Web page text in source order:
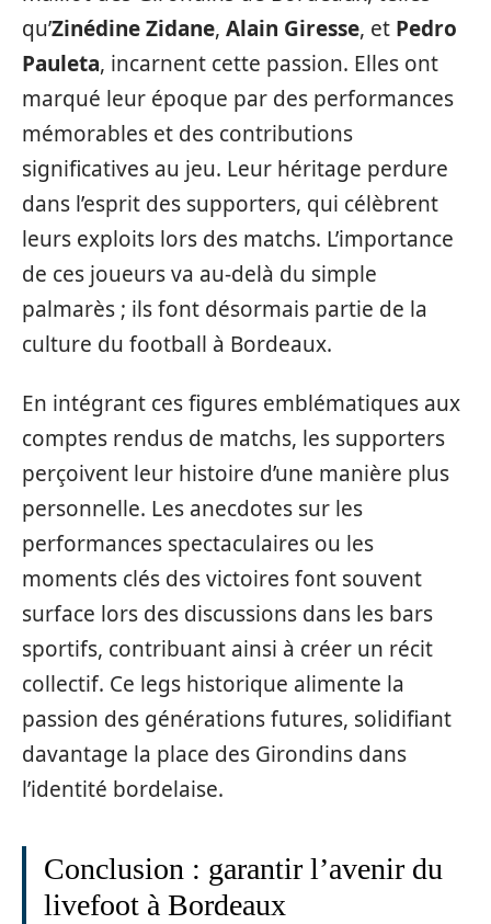
qu’Zinédine Zidane, Alain Giresse, et Pedro
Pauleta, incarnent cette passion. Elles ont
marqué leur époque par des performances
mémorables et des contributions
significatives au jeu. Leur héritage perdure
dans l’esprit des supporters, qui célèbrent
leurs exploits lors des matchs. L’importance
de ces joueurs va au-delà du simple
palmarès ; ils font désormais partie de la
culture du football à Bordeaux.
En intégrant ces figures emblématiques aux
comptes rendus de matchs, les supporters
perçoivent leur histoire d’une manière plus
personnelle. Les anecdotes sur les
performances spectaculaires ou les
moments clés des victoires font souvent
surface lors des discussions dans les bars
sportifs, contribuant ainsi à créer un récit
collectif. Ce legs historique alimente la
passion des générations futures, solidifiant
davantage la place des Girondins dans
l’identité bordelaise.
Conclusion : garantir l’avenir du
livefoot à Bordeaux